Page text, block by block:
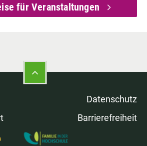
für Veranstaltungen
Datenschutz
Barrierefreiheit